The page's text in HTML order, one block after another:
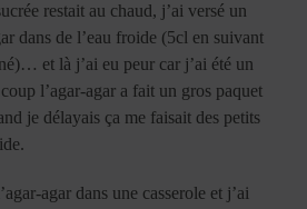
restait au chaud, j’ai versé un
dans de l’eau froide (5cl en suivant
et là j’ai eu peur car j’ai été un
l’agar-agar a fait un gros paquet
je délayais ça me faisait des petits
agar dans une casserole et j’ai